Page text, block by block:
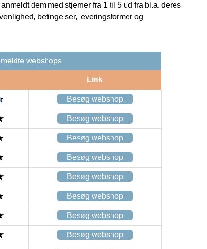
dem med stjerner fra 1 til 5 ud fra bl.a. deres
betingelser, leveringsformer og
webshops
Link
Besøg webshop
Besøg webshop
Besøg webshop
Besøg webshop
Besøg webshop
Besøg webshop
Besøg webshop
Besøg webshop